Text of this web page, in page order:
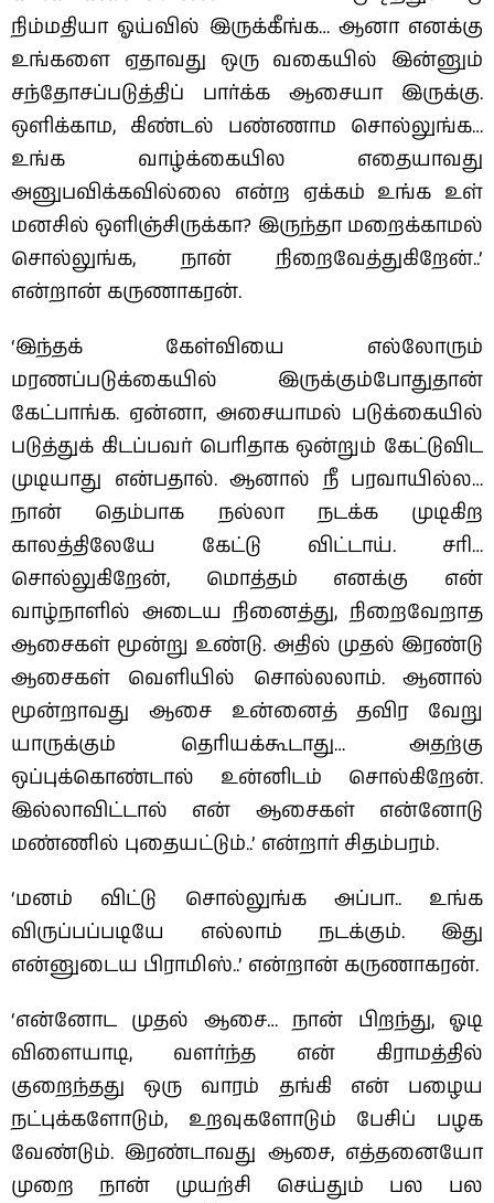
நிம்மதியா ஓய்வில் இருக்கீங்க… ஆனா எனக்கு
உங்களை ஏதாவது ஒரு வகையில் இன்னும்
சந்தோசப்படுத்திப் பார்க்க ஆசையா இருக்கு.
ஒளிக்காம, கிண்டல் பண்ணாம சொல்லுங்க…
உங்க வாழ்க்கையில எதையாவது
அனுபவிக்கவில்லை என்ற ஏக்கம் உங்க உள்
மனசில் ஒளிஞ்சிருக்கா? இருந்தா மறைக்காமல்
சொல்லுங்க, நான் நிறைவேத்துகிறேன்..’
என்றான் கருணாகரன்.
‘இந்தக் கேள்வியை எல்லோரும்
மரணப்படுக்கையில் இருக்கும்போதுதான்
கேட்பாங்க. ஏன்னா, அசையாமல் படுக்கையில்
படுத்துக் கிடப்பவர் பெரிதாக ஒன்றும் கேட்டுவிட
முடியாது என்பதால். ஆனால் நீ பரவாயில்ல…
நான் தெம்பாக‌ நல்லா நடக்க முடிகிற
காலத்திலேயே கேட்டு விட்டாய். சரி…
சொல்லுகிறேன், மொத்தம் எனக்கு என்
வாழ்நாளில் அடைய நினைத்து, நிறைவேறாத
ஆசைகள் மூன்று உண்டு. அதில் முதல் இரண்டு
ஆசைகள் வெளியில் சொல்லலாம். ஆனால்
மூன்றாவது ஆசை உன்னைத் தவிர வேறு
யாருக்கும் தெரியக்கூடாது… அதற்கு
ஒப்புக்கொண்டால் உன்னிடம் சொல்கிறேன்.
இல்லாவிட்டால் என் ஆசைகள் என்னோடு
மண்ணில் புதையட்டும்..’ என்றார் சிதம்பரம்.
‘மனம் விட்டு சொல்லுங்க அப்பா.. உங்க
விருப்பப்படியே எல்லாம் நடக்கும். இது
என்னுடைய பிராமிஸ்..’ என்றான் கருணாகரன்.
‘என்னோட முதல் ஆசை… நான் பிறந்து, ஓடி
விளையாடி, வளர்ந்த என் கிராமத்தில்
குறைந்தது ஒரு வாரம் தங்கி என் பழைய
நட்புக்களோடும், உறவுகளோடும் பேசிப் பழக
வேண்டும். இரண்டாவது ஆசை, எத்தனையோ
முறை நான் முயற்சி செய்தும் பல பல